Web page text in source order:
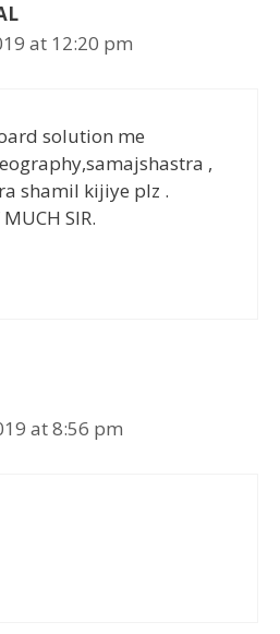
at 12:20 pm
solution me
,
shamil kijiye plz .
SIR.
at 8:56 pm